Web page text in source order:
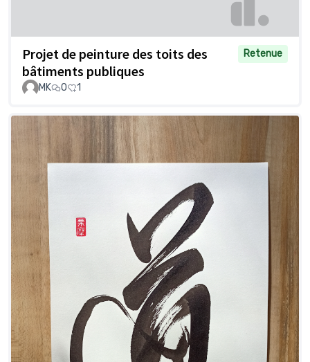
Projet de peinture des toits des
bâtiments publiques
Retenue
MK 0 1